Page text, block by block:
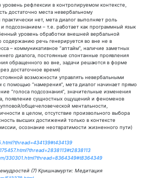
рефлексии в контролируемом контексте,
достаточно места невербальному
нет, мета диалог выполняет роль
подсознанием – т.е. работает как программный язык
уровень обработки внешней вербальной
речь генерируется во вне не в
– коммуникативное “аптайм”, наличие заметных
диалога, постоянные спонтанные проявления
обращенного во вне, задачи решаются в форме
достаточное время)
возможности управлять невербальными
помощью “намерения”, мета диалог начинает прямо
“голоса подсознания”, значительные изменения
появление сущностных ощущений и феноменов
общечеловеческой ментальности,
в целом, отсутствие произвольного выбора
высших достижений только в контексте
осознание неотвратимости жизненного пути)
330301.html?thread=8364349#t8364349
(7) Кришнамурти: Медитация